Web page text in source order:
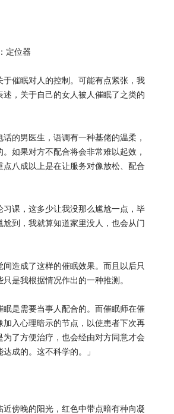
器
催眠对人的控制。可能有点紧张，我
，关于自己的女人被人催眠了之类的
男医生，语调有一种基佬的温柔，
如果对方不配合将会非常难以起效，
八成以上是在让服务对像放松、配合
课，这多少让我没那么尴尬一点，毕
到，我就算知道家里没人，也会从门
造成了这样的催眠效果。而且以后只
是我根据情况作出的一种推测。
是需要当事人配合的。而催眠师在催
入心理暗示的节点，以使患者下次再
了方便治疗，也会经由对方同意才会
成的。这不科学的。」
傍晚的阳光，红色中带点暗有种向凝